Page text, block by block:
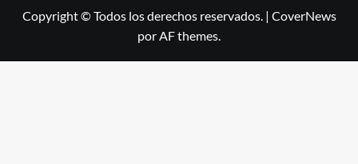
Copyright © Todos los derechos reservados. | CoverNews
por AF themes.